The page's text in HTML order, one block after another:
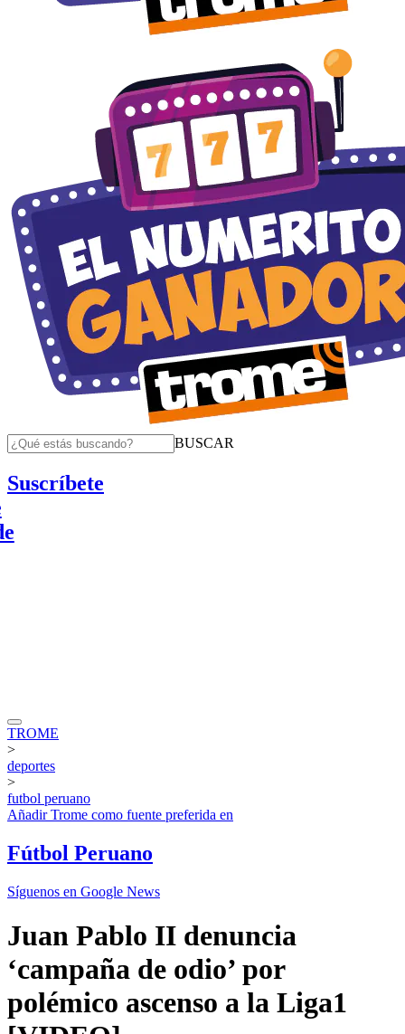
BUSCAR
Suscríbete
TROME
>
deportes
>
futbol peruano
AñadirTrome como fuente preferida en
Fútbol Peruano
Síguenos en Google News
Juan Pablo II denuncia
‘campaña de odio’ por
polémico ascenso a la Liga1